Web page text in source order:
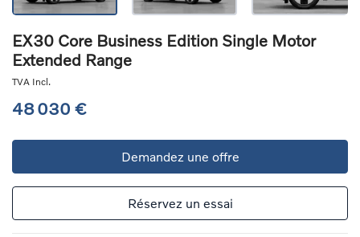
EX30 Core Business Edition Single Motor
Extended Range
TVA Incl.
48 030 €
Demandez une offre
Réservez un essai